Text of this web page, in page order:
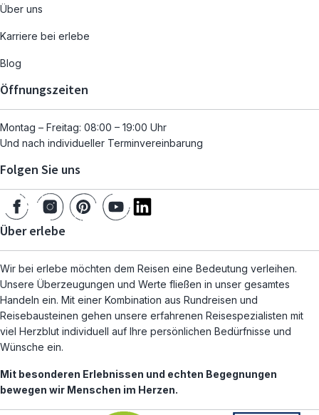
Über uns
Karriere bei erlebe
Blog
Öffnungszeiten
Montag – Freitag: 08:00 – 19:00 Uhr
Und nach individueller Terminvereinbarung
Folgen Sie uns
Über erlebe
Wir bei erlebe möchten dem Reisen eine Bedeutung verleihen.
Unsere Überzeugungen und Werte fließen in unser gesamtes
Handeln ein. Mit einer Kombination aus Rundreisen und
Reisebausteinen gehen unsere erfahrenen Reisespezialisten mit
viel Herzblut individuell auf Ihre persönlichen Bedürfnisse und
Wünsche ein.
Mit besonderen Erlebnissen und echten Begegnungen
bewegen wir Menschen im Herzen.